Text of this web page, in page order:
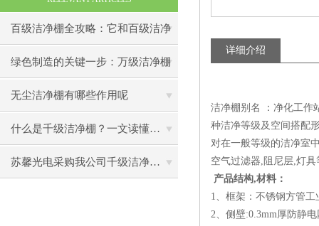
百级洁净棚全攻略：它和百级洁净
室到底有什么区别？
绿色制造的关键一步：万级洁净棚
助力环保型半导体产业发展
无尘洁净棚有哪些作用呢
什么是千级洁净棚？一文读懂其结构特点与局部净化优势
苏馨光电采购我公司千级洁净棚普通工作台一批（7月07日）已顺利交货
详细介绍
洁净棚别名 ：净化工作
种洁净等级及空间搭配
对在一般等级的洁净室
空气过滤器,阻尼层,灯
产品结构,材料：
1、框架：不锈钢方管
2、侧壁:0.3mm厚防静